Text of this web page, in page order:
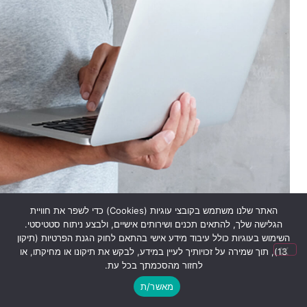
האתר שלנו משתמש בקובצי עוגיות (Cookies) כדי לשפר את חוויית
הגלישה שלך, להתאים תכנים ושירותים אישיים, ולבצע ניתוח סטטיסטי.
השימוש בעוגיות כולל עיבוד מידע אישי בהתאם לחוק הגנת הפרטיות (תיקון
13), תוך שמירה על זכויותיך לעיין במידע, לבקש את תיקונו או מחיקתו, או
לחזור מהסכמתך בכל עת.
מאשר/ת